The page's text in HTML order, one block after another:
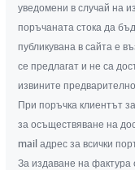
уведомени в случай на
поръчаната стока да
публикувана в сайта е
се предлагат и не са
извините предварително.
При поръчка клиентът
за осъществяване на
mail адрес за всички
За издаване на